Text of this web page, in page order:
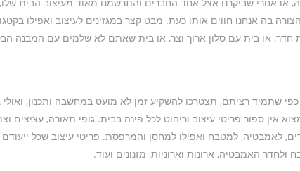
בה אנחנו חווים אותו כעת. מבט קצר במגזינים לעיצוב ואפילו
חדר, או בית עם סלון ארוך וצר, או בית שאתם לא שלמים עם המבנה
שתמיד רציתם, תצטרכו להשקיע זמן לא מועט במחשבה ותכנון,
אין ספור פריטי עיצוב וריהוט לכל פינה בבית. גופי תאורה, עציצים
לאמבטיה, למטבח ואפילו למחסן והמרפסת. פריטי עיצוב שכל
האמבטיה, ארונות וארוניות, מזנונים ועוד.